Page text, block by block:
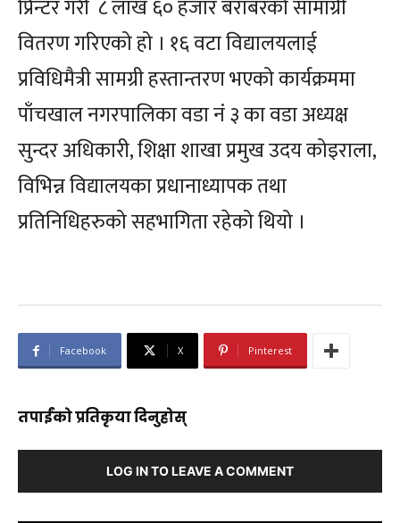
प्रिन्टर गरी ८ लाख ६० हजार बराबरको सामाग्री
वितरण गरिएको हो । १६ वटा विद्यालयलाई
प्रविधिमैत्री सामग्री हस्तान्तरण भएको कार्यक्रममा
पाँचखाल नगरपालिका वडा नं ३ का वडा अध्यक्ष
सुन्दर अधिकारी, शिक्षा शाखा प्रमुख उदय कोइराला,
विभिन्न विद्यालयका प्रधानाध्यापक तथा
प्रतिनिधिहरुको सहभागिता रहेको थियो ।
Facebook X Pinterest
तपाईंको प्रतिकृया दिनुहोस्
LOG IN TO LEAVE A COMMENT